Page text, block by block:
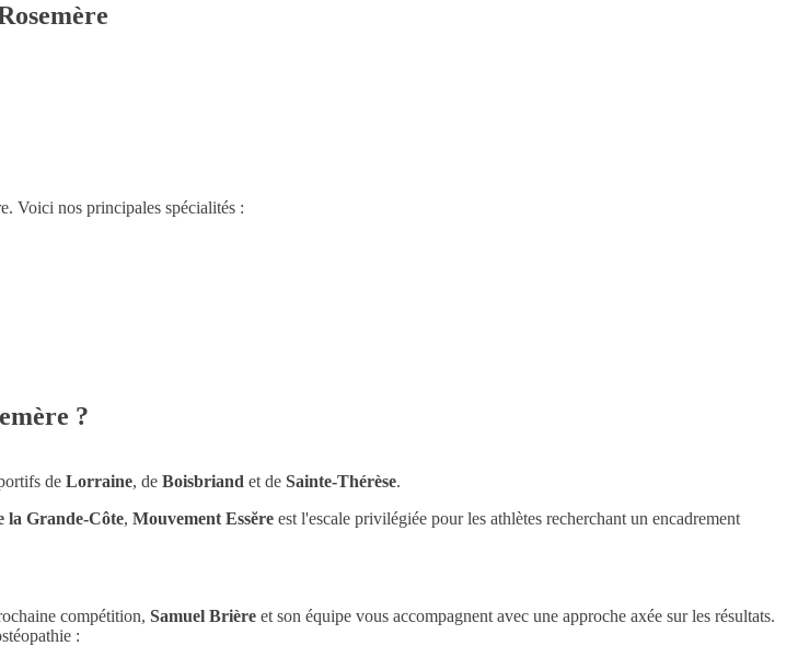
Voici nos principales spécialités :
?
de Lorraine, de Boisbriand et de Sainte-Thérèse.
la Grande-Côte, Mouvement Essĕre est l'escale privilégiée pour les athlètes recherchant un encadrement
compétition, Samuel Brière et son équipe vous accompagnent avec une approche axée sur les résultats.
: